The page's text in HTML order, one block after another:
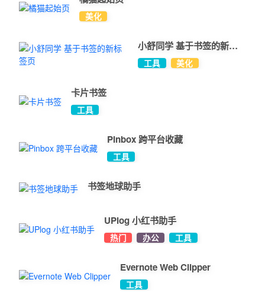
美化
小舒同学 基于书签的新标
签页
工具 美化
卡片书签
工具
Pinbox 跨平台收藏
工具
书签地球助手
UPlog 小红书助手
热门 办公 工具
Evernote Web Clipper
工具